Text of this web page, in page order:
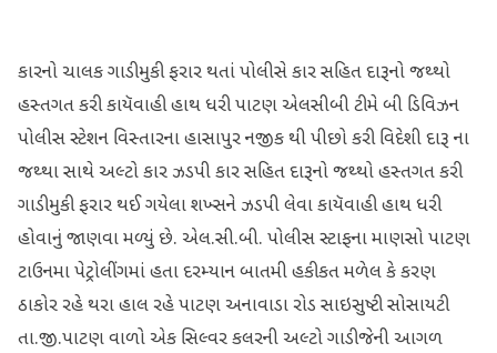
કારનો ચાલક ગાડી મુકી ફરાર થતાં પોલીસે કાર સહિત દારૂનો જથ્થો
હસ્તગત કરી કાયૅવાહી હાથ ધરી પાટણ એલસીબી ટીમે બી ડિવિઝન
પોલીસ સ્ટેશન વિસ્તારના હાસાપુર નજીક થી પીછો કરી વિદેશી દારૂ ના
જથ્થા સાથે અલ્ટો કાર ઝડપી કાર સહિત દારૂનો જથ્થો હસ્તગત કરી
ગાડી મુકી ફરાર થઈ ગયેલા શખ્સને ઝડપી લેવા કાયૅવાહી હાથ ધરી
હોવાનું જાણવા મળ્યું છે. એલ.સી.બી. પોલીસ સ્ટાફના માણસો પાટણ
ટાઉનમા પેટ્રોલીંગમાં હતા દરમ્યાન બાતમી હકીકત મળેલ કે કરણ
ઠાકોર રહે થરા હાલ રહે પાટણ અનાવાડા રોડ સાઇસુષ્ટી સોસાયટી
તા.જી.પાટણ વાળો એક સિલ્વર કલરની અલ્ટો ગાડી જેની આગળ